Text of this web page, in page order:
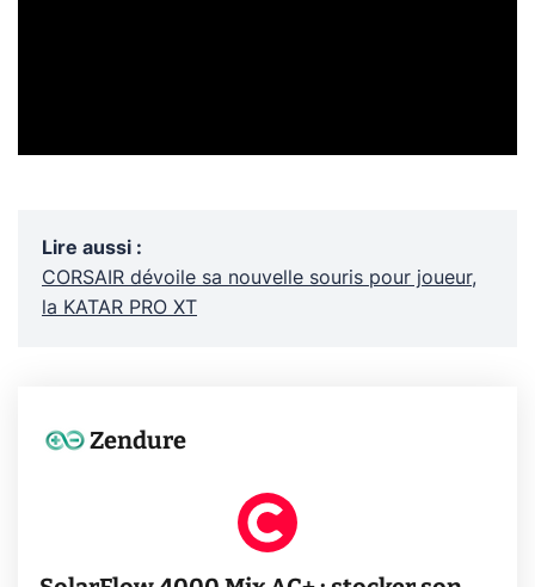
Lire aussi :
CORSAIR dévoile sa nouvelle souris pour joueur,
la KATAR PRO XT
Zendure